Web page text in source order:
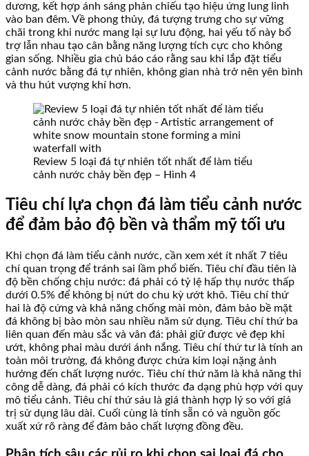
dương, kết hợp ánh sáng phản chiếu tạo hiệu ứng lung linh
vào ban đêm. Về phong thủy, đá tượng trưng cho sự vững
chãi trong khi nước mang lại sự lưu động, hai yếu tố này bổ
trợ lẫn nhau tạo cân bằng năng lượng tích cực cho không
gian sống. Nhiều gia chủ báo cáo rằng sau khi lắp đặt tiểu
cảnh nước bằng đá tự nhiên, không gian nhà trở nên yên bình
và thu hút vượng khí hơn.
Review 5 loại đá tự nhiên tốt nhất để làm tiểu
cảnh nước chảy bền đẹp – Hình 4
Tiêu chí lựa chọn đá làm tiểu cảnh nước
để đảm bảo độ bền và thẩm mỹ tối ưu
Khi chọn đá làm tiểu cảnh nước, cần xem xét ít nhất 7 tiêu
chí quan trọng để tránh sai lầm phổ biến. Tiêu chí đầu tiên là
độ bền chống chịu nước: đá phải có tỷ lệ hấp thụ nước thấp
dưới 0.5% để không bị nứt do chu kỳ ướt khô. Tiêu chí thứ
hai là độ cứng và khả năng chống mài mòn, đảm bảo bề mặt
đá không bị bào mòn sau nhiều năm sử dụng. Tiêu chí thứ ba
liên quan đến màu sắc và vân đá: phải giữ được vẻ đẹp khi
ướt, không phai màu dưới ánh nắng. Tiêu chí thứ tư là tính an
toàn môi trường, đá không được chứa kim loại nặng ảnh
hưởng đến chất lượng nước. Tiêu chí thứ năm là khả năng thi
công dễ dàng, đá phải có kích thước đa dạng phù hợp với quy
mô tiểu cảnh. Tiêu chí thứ sáu là giá thành hợp lý so với giá
trị sử dụng lâu dài. Cuối cùng là tính sẵn có và nguồn gốc
xuất xứ rõ ràng để đảm bảo chất lượng đồng đều.